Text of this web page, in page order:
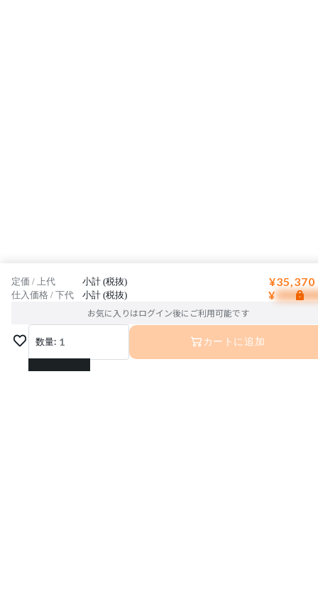
定価 / 上代 小計 (税抜) ¥35,370
仕入価格 / 下代 小計 (税抜) ¥
お気に入りはログイン後にご利用可能です
数量: 1
1
カートに追加